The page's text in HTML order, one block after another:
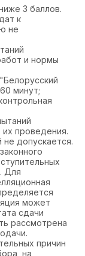
3 баллов.
к
не
и нормы
минут;
проведения.
не допускается.
Для
может
сдачи
рассмотрена
причин
на